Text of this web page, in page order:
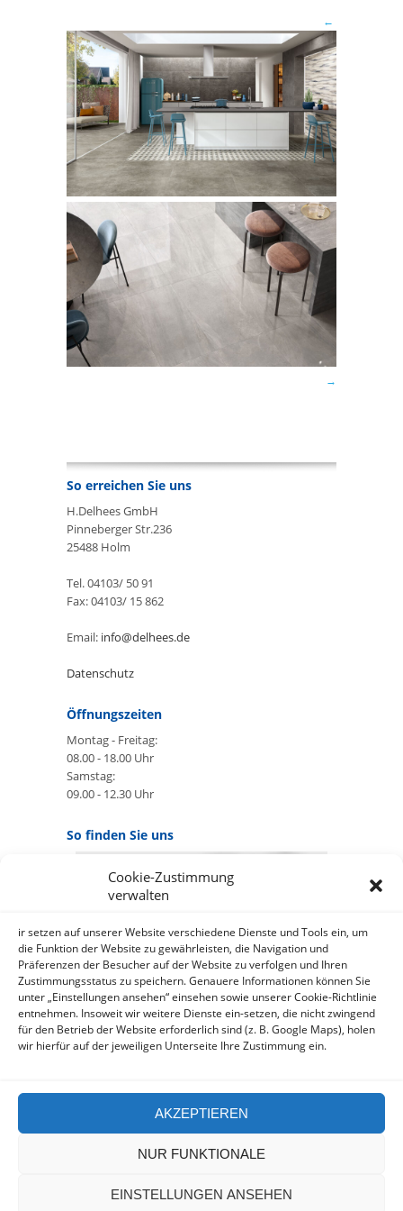
Cookie-Zustimmung
verwalten
ir setzen auf unserer Website verschiedene Dienste und Tools ein, um
die Funktion der Website zu gewährleisten, die Navigation und
Präferenzen der Besucher auf der Website zu verfolgen und Ihren
Zustimmungsstatus zu speichern. Genauere Informationen können Sie
unter „Einstellungen ansehen“ einsehen sowie unserer Cookie-Richtlinie
entnehmen. Insoweit wir weitere Dienste ein-setzen, die nicht zwingend
für den Betrieb der Website erforderlich sind (z. B. Google Maps), holen
wir hierfür auf der jeweiligen Unterseite Ihre Zustimmung ein.
AKZEPTIEREN
NUR FUNKTIONALE
EINSTELLUNGEN ANSEHEN
So erreichen Sie uns
H.Delhees GmbH
Pinneberger Str.236
25488 Holm
Tel. 04103/ 50 91
Fax: 04103/ 15 862
Email: info@delhees.de
Datenschutz
Öffnungszeiten
Montag - Freitag:
08.00 - 18.00 Uhr
Samstag:
09.00 - 12.30 Uhr
So finden Sie uns
GOOGLE MAPS:
AKZEPTIEREN
Anbieter: Google Ireland Limited
Bei der Nutzung dieses Dienstes
werden Daten an Google
über¬mittelt, außer¬dem ist es
wahr-scheinlich dass Google Daten
(z.B. Cookies) auf Ihrem Gerät
https://policies.google.com/privacy?
hl=de&gl=de